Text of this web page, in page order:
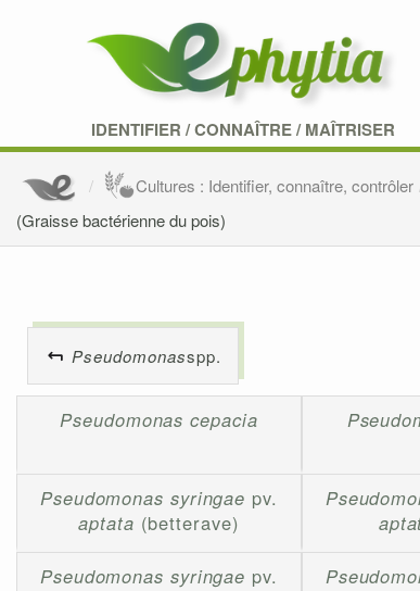
IDENTIFIER /CONNAÎTRE/MAÎTRISER
Cultures : Identifier, connaître, contrôler
(Graisse bactérienne du pois)
Pseudomonasspp.
Pseudomonas cepacia
Pseudomonas syringae pv.
aptata (betterave)
Pseudomonas syringae pv.